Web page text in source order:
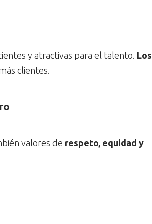
y atractivas para el talento. Los
clientes.
valores de respeto, equidad y